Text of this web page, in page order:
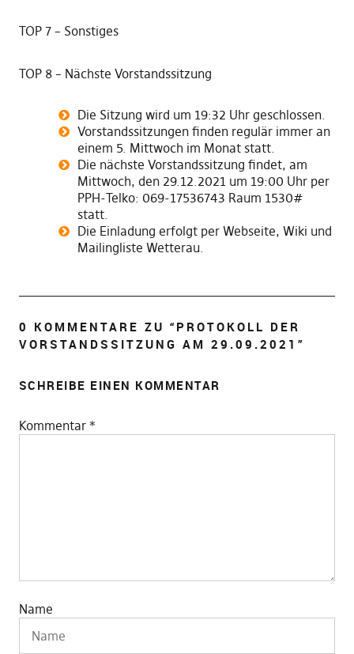
TOP 7 – Sonstiges
TOP 8 – Nächste Vorstandssitzung
Die Sitzung wird um 19:32 Uhr geschlossen.
Vorstandssitzungen finden regulär immer an
einem 5. Mittwoch im Monat statt.
Die nächste Vorstandssitzung findet, am
Mittwoch, den 29.12.2021 um 19:00 Uhr per
PPH-Telko: 069-17536743 Raum 1530#
statt.
Die Einladung erfolgt per Webseite, Wiki und
Mailingliste Wetterau.
0 KOMMENTARE ZU “ PROTOKOLL DER
VORSTANDSSITZUNG AM 29.09.2021 ”
SCHREIBE EINEN KOMMENTAR
Kommentar *
Name